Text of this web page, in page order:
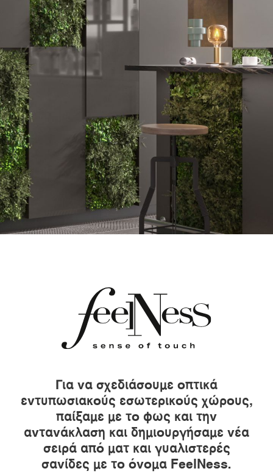
Για να σχεδιάσουμε οπτικά
εντυπωσιακούς εσωτερικούς χώρους,
παίξαμε με το φως και την
αντανάκλαση και δημιουργήσαμε νέα
σειρά από ματ και γυαλιστερές
σανίδες με το όνομα FeelNess.